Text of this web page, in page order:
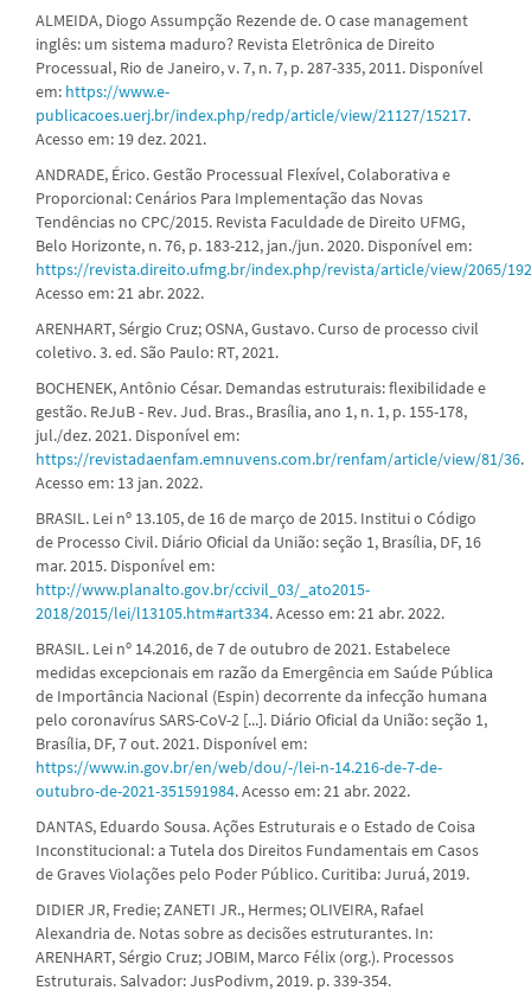
ALMEIDA, Diogo Assumpção Rezende de. O case management
inglês: um sistema maduro? Revista Eletrônica de Direito
Processual, Rio de Janeiro, v. 7, n. 7, p. 287-335, 2011. Disponível
em: https://www.e-
publicacoes.uerj.br/index.php/redp/article/view/21127/15217.
Acesso em: 19 dez. 2021.
ANDRADE, Érico. Gestão Processual Flexível, Colaborativa e
Proporcional: Cenários Para Implementação das Novas
Tendências no CPC/2015. Revista Faculdade de Direito UFMG,
Belo Horizonte, n. 76, p. 183-212, jan./jun. 2020. Disponível em:
https://revista.direito.ufmg.br/index.php/revista/article/view/2065/
Acesso em: 21 abr. 2022.
ARENHART, Sérgio Cruz; OSNA, Gustavo. Curso de processo civil
coletivo. 3. ed. São Paulo: RT, 2021.
BOCHENEK, Antônio César. Demandas estruturais: flexibilidade e
gestão. ReJuB - Rev. Jud. Bras., Brasília, ano 1, n. 1, p. 155-178,
jul./dez. 2021. Disponível em:
https://revistadaenfam.emnuvens.com.br/renfam/article/view/81/36.
Acesso em: 13 jan. 2022.
BRASIL. Lei nº 13.105, de 16 de março de 2015. Institui o Código
de Processo Civil. Diário Oficial da União: seção 1, Brasília, DF, 16
mar. 2015. Disponível em:
http://www.planalto.gov.br/ccivil_03/_ato2015-
2018/2015/lei/l13105.htm#art334. Acesso em: 21 abr. 2022.
BRASIL. Lei nº 14.2016, de 7 de outubro de 2021. Estabelece
medidas excepcionais em razão da Emergência em Saúde Pública
de Importância Nacional (Espin) decorrente da infecção humana
pelo coronavírus SARS-CoV-2 [...]. Diário Oficial da União: seção 1,
Brasília, DF, 7 out. 2021. Disponível em:
https://www.in.gov.br/en/web/dou/-/lei-n-14.216-de-7-de-
outubro-de-2021-351591984. Acesso em: 21 abr. 2022.
DANTAS, Eduardo Sousa. Ações Estruturais e o Estado de Coisa
Inconstitucional: a Tutela dos Direitos Fundamentais em Casos
de Graves Violações pelo Poder Público. Curitiba: Juruá, 2019.
DIDIER JR, Fredie; ZANETI JR., Hermes; OLIVEIRA, Rafael
Alexandria de. Notas sobre as decisões estruturantes. In:
ARENHART, Sérgio Cruz; JOBIM, Marco Félix (org.). Processos
Estruturais. Salvador: JusPodivm, 2019. p. 339-354.